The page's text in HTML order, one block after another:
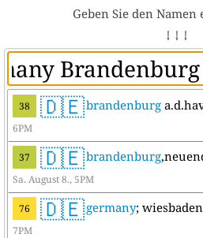
Geben Sie den
↓ ↓ ↓
38 🇩🇪brandenburg
6PM
37 🇩🇪brandenburg
Sa. August 8., 5PM
76 🇩🇪germany;
7PM